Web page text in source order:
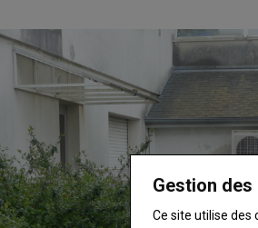
Gestion
Ce site utilise